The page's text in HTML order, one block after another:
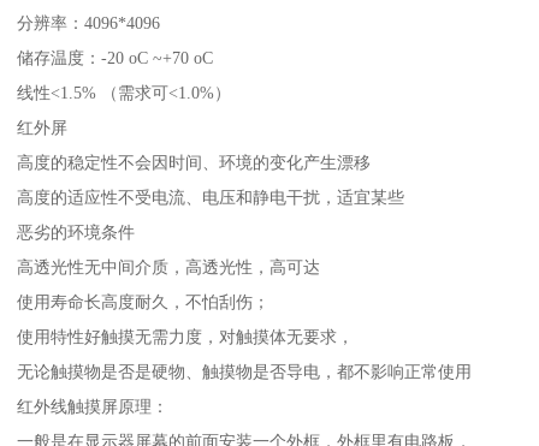
分辨率：4096*4096
储存温度：-20 oC ~+70 oC
线性<1.5% （需求可<1.0%）
红外屏
高度的稳定性不会因时间、环境的变化产生漂移
高度的适应性不受电流、电压和静电干扰，适宜某些
恶劣的环境条件
高透光性无中间介质，高透光性，高可达
使用寿命长高度耐久，不怕刮伤；
使用特性好触摸无需力度，对触摸体无要求，
无论触摸物是否是硬物、触摸物是否导电，都不影响正常使用
红外线触摸屏原理：
一般是在显示器屏幕的前面安装一个外框，外框里有电路板，